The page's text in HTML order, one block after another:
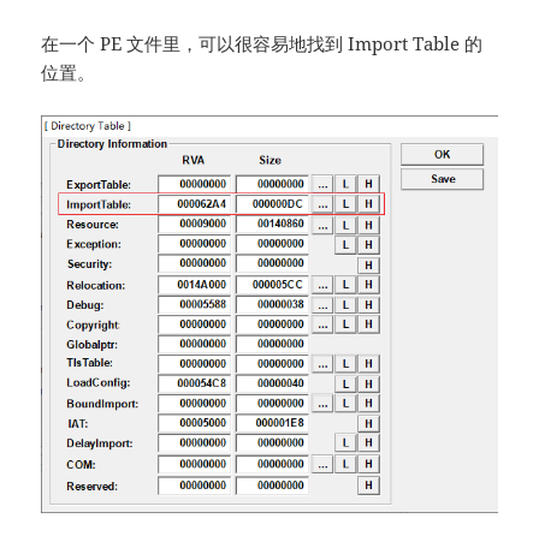
在一个 PE 文件里，可以很容易地找到 Import Table 的
位置。